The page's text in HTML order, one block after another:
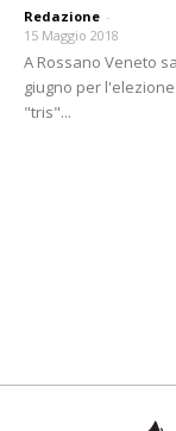
Redazione -
15 Maggio 2018
A Rossano Veneto
giugno per
"tris"...